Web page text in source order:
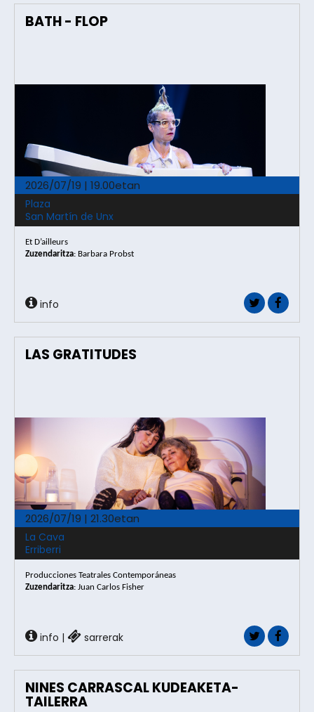
BATH - FLOP
2026/07/19 | 19.00etan
Plaza
San Martín de Unx
Et D’ailleurs
Zuzendaritza: Barbara Probst
info
LAS GRATITUDES
2026/07/19 | 21.30etan
La Cava
Erriberri
Producciones Teatrales Contemporáneas
Zuzendaritza: Juan Carlos Fisher
info | sarrerak
NINES CARRASCAL KUDEAKETA-
TAILERRA